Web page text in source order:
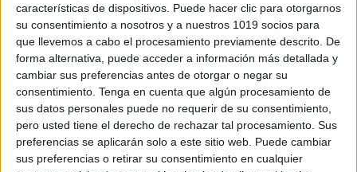
características de dispositivos. Puede hacer clic para otorgarnos
su consentimiento a nosotros y a nuestros 1019 socios para
que llevemos a cabo el procesamiento previamente descrito. De
forma alternativa, puede acceder a información más detallada y
cambiar sus preferencias antes de otorgar o negar su
consentimiento. Tenga en cuenta que algún procesamiento de
sus datos personales puede no requerir de su consentimiento,
pero usted tiene el derecho de rechazar tal procesamiento. Sus
preferencias se aplicarán solo a este sitio web. Puede cambiar
sus preferencias o retirar su consentimiento en cualquier
ÚNETE A NUESTRO GRUPO EXCLUSIVO DE
WHATSAPP